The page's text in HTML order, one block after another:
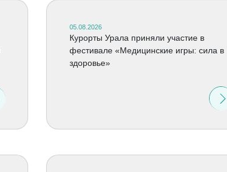
05.08.2026
Курорты Урала приняли участие в
фестивале «Медицинские игры: сила в
здоровье»